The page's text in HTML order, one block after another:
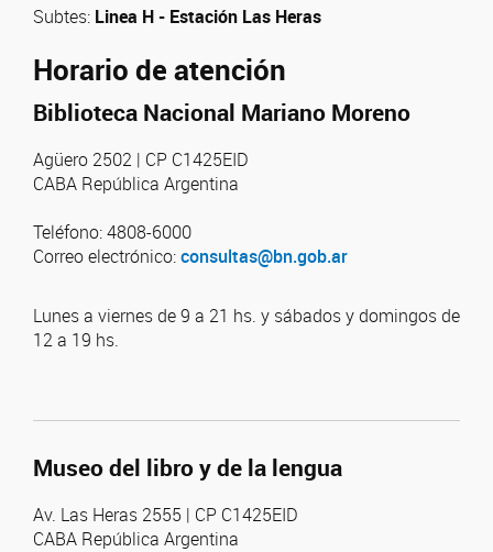
Subtes: Linea H - Estación Las Heras
Horario de atención
Biblioteca Nacional Mariano Moreno
Agüero 2502 | CP C1425EID
CABA República Argentina
Teléfono: 4808-6000
Correo electrónico:consultas@bn.gob.ar
Lunes a viernes de 9 a 21 hs. y sábados y domingos de
12 a 19 hs.
Museo del libro y de la lengua
Av. Las Heras 2555 | CP C1425EID
CABA República Argentina